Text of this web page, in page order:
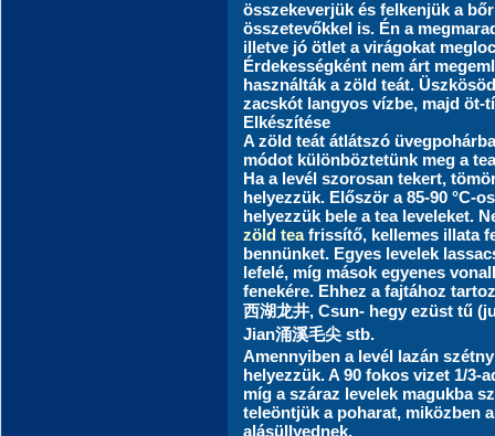
összekeverjük és felkenjük a
összetevőkkel is. Én a
illetve jó ötlet a virágokat
Érdekességként nem árt
használták a zöld teát.
zacskót langyos vízbe, majd öt-
Elkészítése
A zöld teát átlátszó
módot különböztetünk meg a
Ha a levél szorosan tekert,
helyezzük. Először a 85-90 °C-
helyezzük bele a tea leveleket.
zöld teafrissítő, kellemes illata
bennünket. Egyes levelek
lefelé, míg mások egyenes
fenekére. Ehhez a fajtához
西湖龙井, Csun- hegy ezüst tű
Jian涌溪毛尖 stb.
Amennyiben a levél lazán
helyezzük. A 90 fokos vizet 1/
míg a száraz levelek magukba
teleöntjük a poharat, miközben
alásüllyednek.